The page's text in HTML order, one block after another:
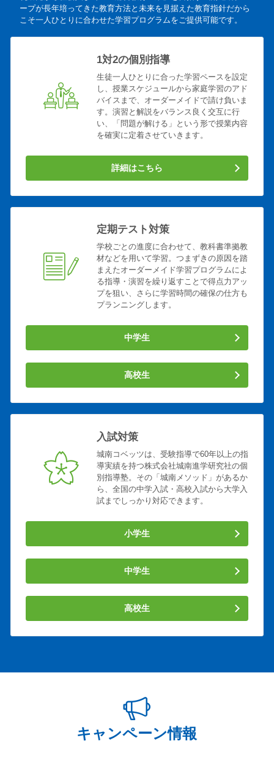
ープが長年培ってきた教育方法と未来を見据えた教育指針だから
こそ一人ひとりに合わせた学習プログラムをご提供可能です。
1対2の個別指導
生徒一人ひとりに合った学習ペースを設定
し、授業スケジュールから家庭学習のアド
バイスまで、オーダーメイドで請け負いま
す。演習と解説をバランス良く交互に行
い、「問題が解ける」という形で授業内容
を確実に定着させていきます。
詳細はこちら
定期テスト対策
学校ごとの進度に合わせて、教科書準拠教
材などを用いて学習。つまずきの原因を踏
まえたオーダーメイド学習プログラムによ
る指導・演習を繰り返すことで得点力アッ
プを狙い、さらに学習時間の確保の仕方も
プランニングします。
中学生
高校生
入試対策
城南コベッツは、受験指導で60年以上の指
導実績を持つ株式会社城南進学研究社の個
別指導塾。その「城南メソッド」があるか
ら、全国の中学入試・高校入試から大学入
試までしっかり対応できます。
小学生
中学生
高校生
キャンペーン情報